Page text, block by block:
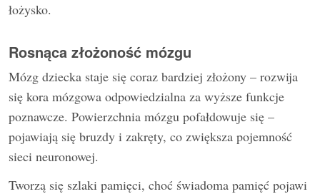
łożysko.
Rosnąca złożoność mózgu
Mózg dziecka staje się coraz bardziej złożony – rozwija
się kora mózgowa odpowiedzialna za wyższe funkcje
poznawcze. Powierzchnia mózgu pofałdowuje się –
pojawiają się bruzdy i zakręty, co zwiększa pojemność
sieci neuronowej.
Tworzą się szlaki pamięci, choć świadoma pamięć pojawi